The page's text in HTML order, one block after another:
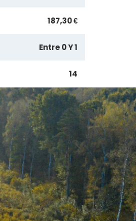
187,30 €
Entre 0 Y 1
14